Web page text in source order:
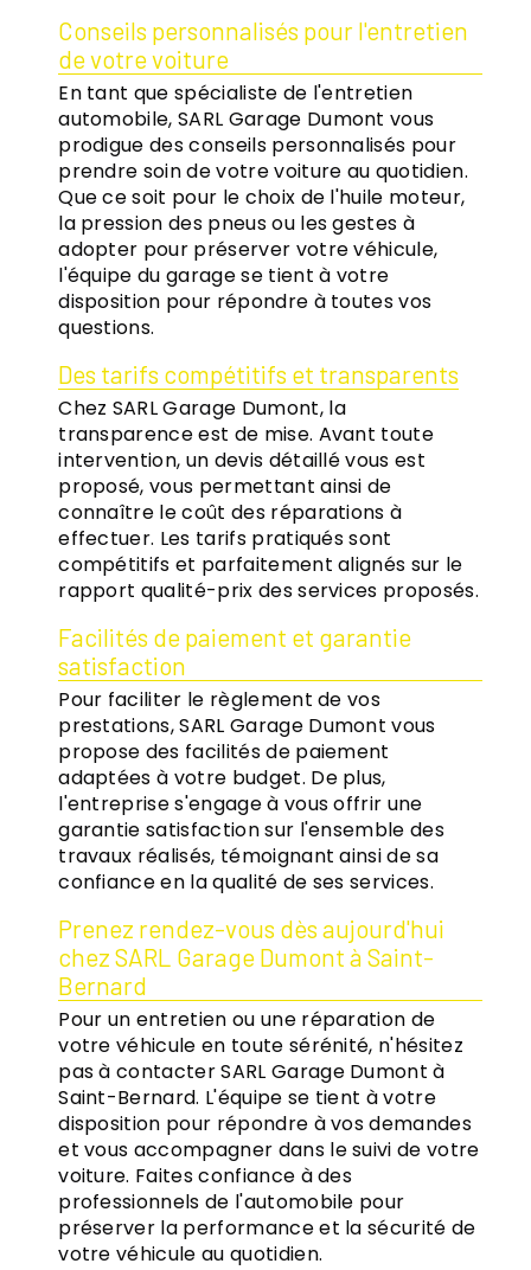
Conseils personnalisés pour l'entretien
de votre voiture
En tant que spécialiste de l'entretien
automobile, SARL Garage Dumont vous
prodigue des conseils personnalisés pour
prendre soin de votre voiture au quotidien.
Que ce soit pour le choix de l'huile moteur,
la pression des pneus ou les gestes à
adopter pour préserver votre véhicule,
l'équipe du garage se tient à votre
disposition pour répondre à toutes vos
questions.
Des tarifs compétitifs et transparents
Chez SARL Garage Dumont, la
transparence est de mise. Avant toute
intervention, un devis détaillé vous est
proposé, vous permettant ainsi de
connaître le coût des réparations à
effectuer. Les tarifs pratiqués sont
compétitifs et parfaitement alignés sur le
rapport qualité-prix des services proposés.
Facilités de paiement et garantie
satisfaction
Pour faciliter le règlement de vos
prestations, SARL Garage Dumont vous
propose des facilités de paiement
adaptées à votre budget. De plus,
l'entreprise s'engage à vous offrir une
garantie satisfaction sur l'ensemble des
travaux réalisés, témoignant ainsi de sa
confiance en la qualité de ses services.
Prenez rendez-vous dès aujourd'hui
chez SARL Garage Dumont à Saint-
Bernard
Pour un entretien ou une réparation de
votre véhicule en toute sérénité, n'hésitez
pas à contacter SARL Garage Dumont à
Saint-Bernard. L'équipe se tient à votre
disposition pour répondre à vos demandes
et vous accompagner dans le suivi de votre
voiture. Faites confiance à des
professionnels de l'automobile pour
préserver la performance et la sécurité de
votre véhicule au quotidien.